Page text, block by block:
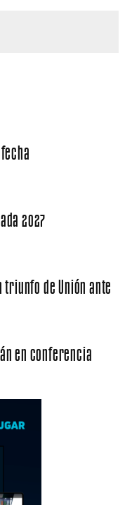
2027
triunfo de Unión ante
en conferencia